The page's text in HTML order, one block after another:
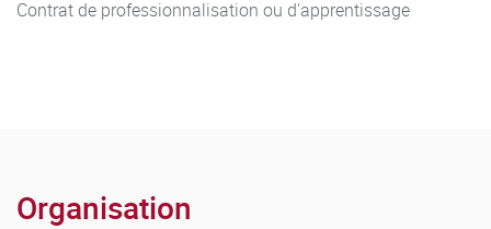
Contrat de professionnalisation ou d'apprentissage
Organisation